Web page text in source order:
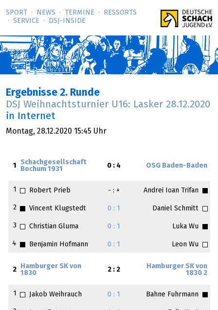
SPORT NEWS TERMINE
RESSORTS
SERVICE
DSJ-­INSIDE
Ergebnisse 2. Runde
DSJ Weihnachtsturnier U16: Lasker 28.12.2020
in Internet
Montag, 28.12.2020 15:45 Uhr
1
Schachgesellschaft
Bochum 1931
0 : 4 OSG Baden-Baden
1 Robert Prieb - : + Andrei Ioan Trifan
2 Vincent Klugstedt 0 : 1 Daniel Schmitt
3 Christian Gluma 0 : 1 Luka Wu
4 Benjamin Hofmann 0 : 1 Leon Wu
2
Hamburger SK von
1830
2 : 2
Hamburger SK von
1830 2
1 Jakob Weihrauch 0 : 1 Bahne Fuhrmann